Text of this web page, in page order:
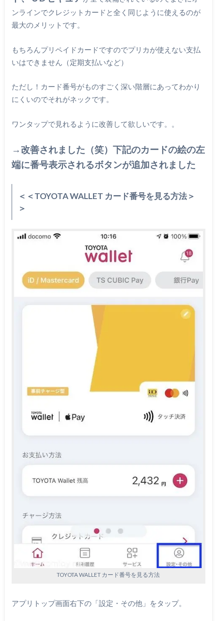
ンラインでクレジットカードと全く同じように使えるのが
最大のメリットです。
もちろんプリペイドカードですのでプリカが使えない支払
いはできません（定期支払いなど）
ただし！カード番号がものすごく深い階層にあってわかり
にくいのでそれがネックです。
ワンタップで見れるように改善して欲しいです。。
→改善されました（笑）下記のカードの絵の左
端に番号表示されるボタンが追加されました
＜＜TOYOTA WALLET カード番号を見る方法＞
＞
TOYOTA WALLET カード番号を見る方法
アプリトップ画面右下の「設定・その他」をタップ。